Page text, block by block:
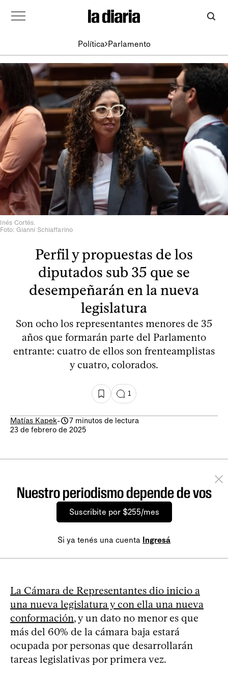
Política Parlamento
Inés Cortés.
Foto: Gianni Schiaffarino
Perfil y propuestas de los
diputados sub 35 que se
desempeñarán en la nueva
legislatura
Son ocho los representantes menores de 35
años que formarán parte del Parlamento
entrante: cuatro de ellos son frenteamplistas
y cuatro, colorados.
1
Matías Kapek-
7 minutos de lectura
23 de febrero de 2025
Nuestro periodismo depende de vos
Suscribite por $255/mes
Si ya tenés una cuenta Ingresá
La Cámara de Representantes dio inicio a
una nueva legislatura y con ella una nueva
conformación, y un dato no menor es que
más del 60% de la cámara baja estará
ocupada por personas que desarrollarán
tareas legislativas por primera vez.